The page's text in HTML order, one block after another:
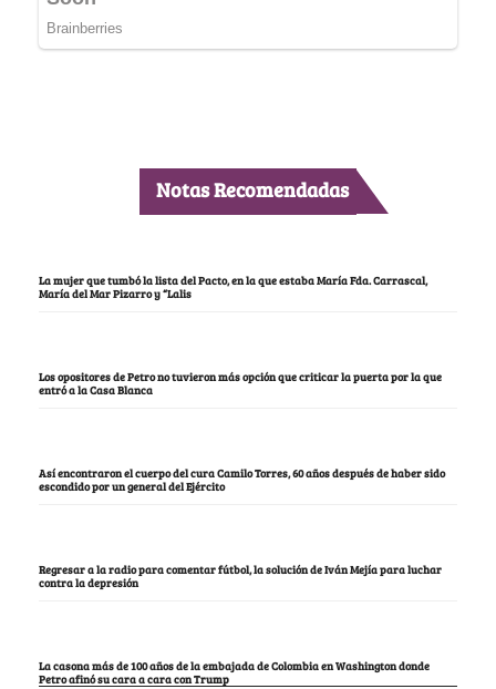
Notas Recomendadas
La mujer que tumbó la lista del Pacto, en la que estaba María Fda. Carrascal,
María del Mar Pizarro y “Lalis
Los opositores de Petro no tuvieron más opción que criticar la puerta por la que
entró a la Casa Blanca
Así encontraron el cuerpo del cura Camilo Torres, 60 años después de haber sido
escondido por un general del Ejército
Regresar a la radio para comentar fútbol, la solución de Iván Mejía para luchar
contra la depresión
La casona más de 100 años de la embajada de Colombia en Washington donde
Petro afinó su cara a cara con Trump